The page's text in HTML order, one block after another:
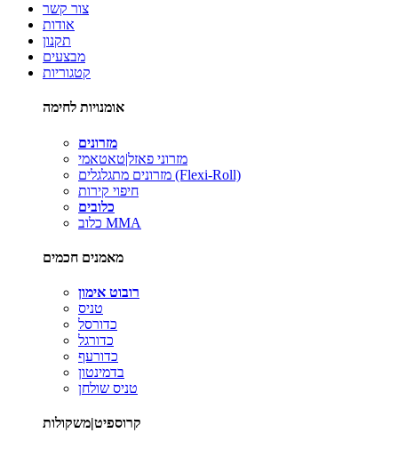
צור קשר
אודות
תקנון
מבצעים
קטגוריות
אומנויות לחימה
מזרונים
מזרוני פאזל|טאטאמי
מזרונים מתגלגלים (Flexi-Roll)
חיפוי קירות
כלובים
כלוב MMA
מאמנים חכמים
רובוט אימון
טניס
כדורסל
כדורגל
כדורעף
בדמינטון
טניס שולחן
קרוספיט|משקולות